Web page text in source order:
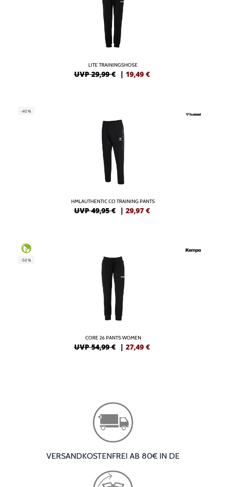
LITE TRAININGSHOSE
UVP 29,99 € | 19,49 €
-40%
HMLAUTHENTIC CO TRAINING PANTS
UVP 49,95 € | 29,97 €
-50%
CORE 26 PANTS WOMEN
UVP 54,99 € | 27,49 €
VERSANDKOSTENFREI AB 80€ IN DE